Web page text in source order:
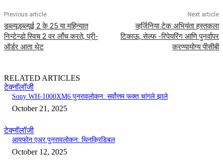
Previous article
डब्ल्यूडब्ल्यूई 2 के 25 या महिन्यात
निन्टेन्डो स्विच 2 वर लाँच करते, प्री-
ऑर्डर आता थेट
Next article
व्हर्जिनिया टेक अभियंता हस्तकला
टिकाऊ, सेल्फ -रिपेयरिंग आणि पुनर्वापर
करण्यायोग्य पीसीबी
RELATED ARTICLES
टेक्नॉलॉजी
Sony WH-1000XM6 पुनरावलोकन: सर्वोत्तम फक्त चांगले झाले
October 21, 2025
टेक्नॉलॉजी
आयफोन एअर पुनरावलोकन: थिनक्रिडिबल
October 12, 2025